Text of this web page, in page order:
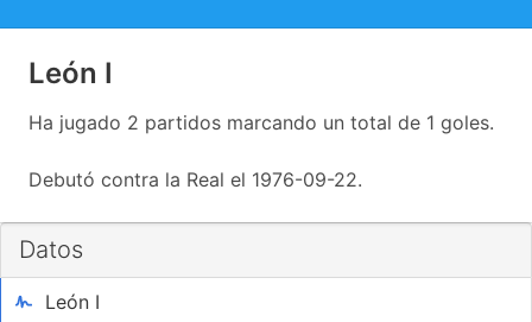
León I
Ha jugado 2 partidos marcando un total de 1 goles.
Debutó contra la Real el 1976-09-22.
Datos
León I